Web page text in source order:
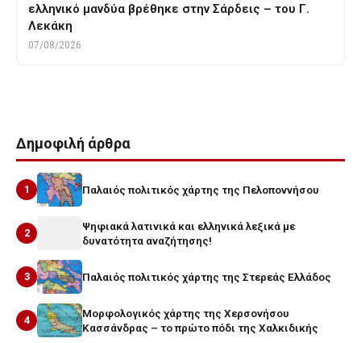
ελληνικό μανδύα βρέθηκε στην Σάρδεις – του Γ.
Λεκάκη
07/08/2026
Δημοφιλή άρθρα
1 Παλαιός πολιτικός χάρτης της Πελοποννήσου
2
Ψηφιακά λατινικά και ελληνικά λεξικά με
δυνατότητα αναζήτησης!
3 Παλαιός πολιτικός χάρτης της Στερεάς Ελλάδος
4
Μορφολογικός χάρτης της Χερσονήσου
Κασσάνδρας – το πρώτο πόδι της Χαλκιδικής